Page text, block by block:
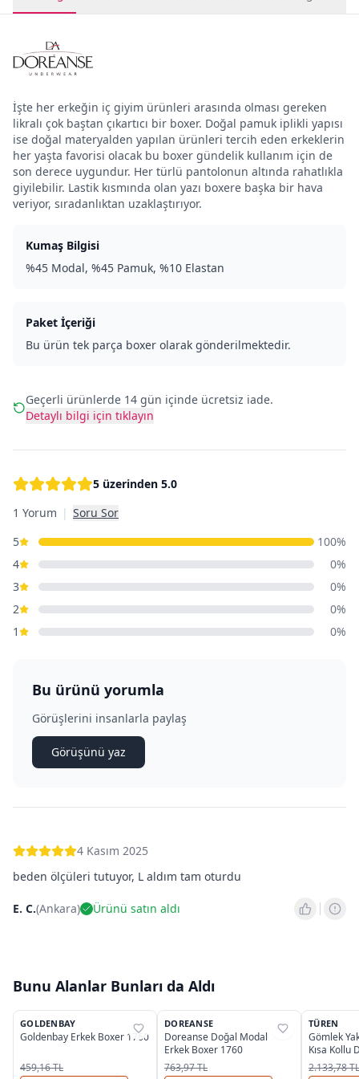
İşte her erkeğin iç giyim ürünleri arasında olması gereken
likralı çok baştan çıkartıcı bir boxer. Doğal pamuk iplikli yapısı
ise doğal materyalden yapılan ürünleri tercih eden erkeklerin
her yaşta favorisi olacak bu boxer gündelik kullanım için de
son derece uygundur. Her türlü pantolonun altında rahatlıkla
giyilebilir. Lastik kısmında olan yazı boxere başka bir hava
veriyor, sıradanlıktan uzaklaştırıyor.
Kumaş Bilgisi
%45 Modal, %45 Pamuk, %10 Elastan
Paket İçeriği
Bu ürün tek parça boxer olarak gönderilmektedir.
Geçerli ürünlerde 14 gün içinde ücretsiz iade.
Detaylı bilgi için tıklayın
5 üzerinden 5.0
1 Yorum | Soru Sor
5
100%
4
0%
3
0%
2
0%
1
0%
Bu ürünü yorumla
Görüşlerini insanlarla paylaş
Görüşünü yaz
4 Kasım 2025
beden ölçüleri tutuyor, L aldım tam oturdu
E. C.(Ankara) Ürünü satın aldı
Bunu Alanlar Bunları da Aldı
%39
GOLDENBAY
Goldenbay Erkek Boxer 1760
459,16 TL
%25
DOREANSE
Doreanse Doğal Modal
Erkek Boxer 1760
763,97 TL
%33
TÜREN
Gömlek
Kısa Kollu
Takımı
2.133,78 TL